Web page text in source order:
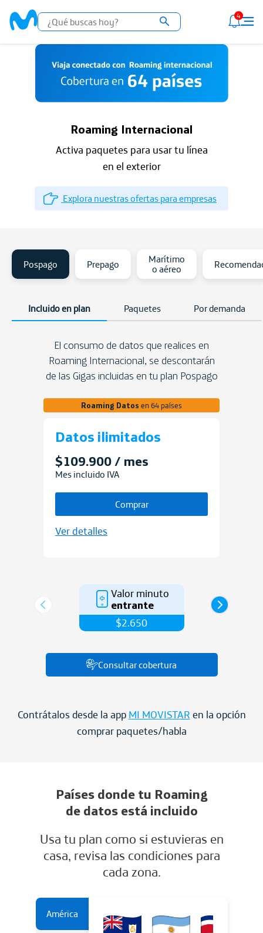
4
Roaming Internacional
Activa paquetes para usar tu línea
en el exterior
Explora nuestras ofertas para empresas
Pospago Prepago
Marítimo
o aéreo
Incluido en plan Paquetes Por demanda
El consumo de datos que realices en
Roaming Internacional, se descontarán
de las Gigas incluidas en tu plan Pospago
Roaming Datos en 64 países
Datos ilimitados
$109.900 / mes
Mes incluido IVA
Comprar
Ver detalles
Valor minuto
entrante
$2.650
Consultar cobertura
Contrátalos desde la app MI MOVISTAR en la opción
comprar paquetes/habla
Países donde tu Roaming
de datos está incluido
Usa tu plan como si estuvieras en
casa, revisa las condiciones para
cada zona.
América